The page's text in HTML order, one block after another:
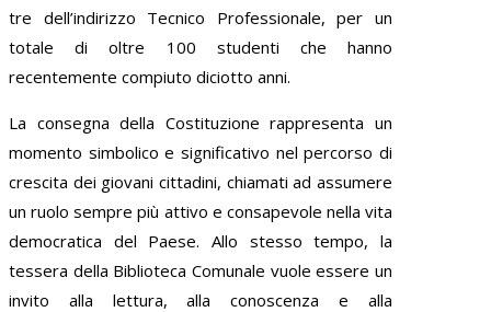
tre dell’indirizzo Tecnico Professionale, per un
totale di oltre 100 studenti che hanno
recentemente compiuto diciotto anni.
La consegna della Costituzione rappresenta un
momento simbolico e significativo nel percorso di
crescita dei giovani cittadini, chiamati ad assumere
un ruolo sempre più attivo e consapevole nella vita
democratica del Paese. Allo stesso tempo, la
tessera della Biblioteca Comunale vuole essere un
invito alla lettura, alla conoscenza e alla